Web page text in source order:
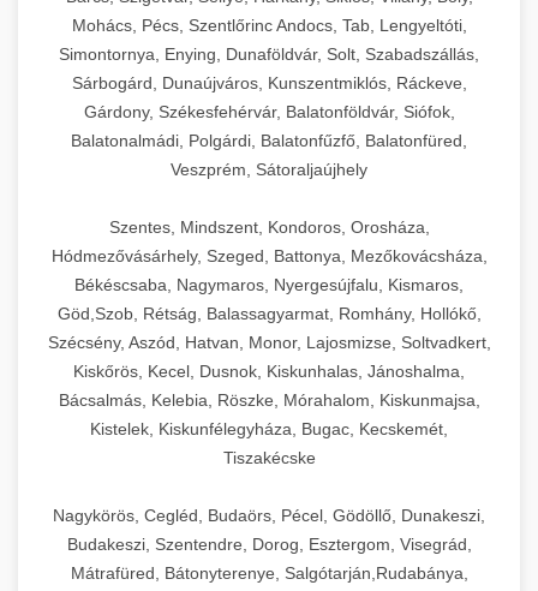
Mohács, Pécs, Szentlőrinc Andocs, Tab, Lengyeltóti,
Simontornya, Enying, Dunaföldvár, Solt, Szabadszállás,
Sárbogárd, Dunaújváros, Kunszentmiklós, Ráckeve,
Gárdony, Székesfehérvár, Balatonföldvár, Siófok,
Balatonalmádi, Polgárdi, Balatonfűzfő, Balatonfüred,
Veszprém, Sátoraljaújhely
Szentes, Mindszent, Kondoros, Orosháza,
Hódmezővásárhely, Szeged, Battonya, Mezőkovácsháza,
Békéscsaba, Nagymaros, Nyergesújfalu, Kismaros,
Göd,Szob, Rétság, Balassagyarmat, Romhány, Hollókő,
Szécsény, Aszód, Hatvan, Monor, Lajosmizse, Soltvadkert,
Kiskőrös, Kecel, Dusnok, Kiskunhalas, Jánoshalma,
Bácsalmás, Kelebia, Röszke, Mórahalom, Kiskunmajsa,
Kistelek, Kiskunfélegyháza, Bugac, Kecskemét,
Tiszakécske
Nagykörös, Cegléd, Budaörs, Pécel, Gödöllő, Dunakeszi,
Budakeszi, Szentendre, Dorog, Esztergom, Visegrád,
Mátrafüred, Bátonyterenye, Salgótarján,Rudabánya,